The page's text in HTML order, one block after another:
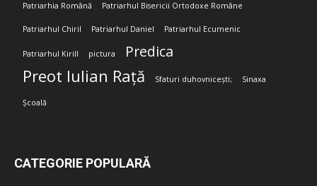
Patriarhia Română Patriarhul Bisericii Ortodoxe Române
Patriarhul Chiril Patriarhul Daniel Patriarhul Ecumenic
Patriarhul Kirill pictura Predica
Preot Iulian Rață Sfaturi duhovnicești; Sinaxa
Școală
CATEGORIE POPULARĂ